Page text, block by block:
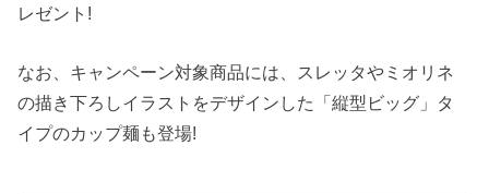
レゼント!
なお、キャンペーン対象商品には、スレッタやミオリネ
の描き下ろしイラストをデザインした「縦型ビッグ」タ
イプのカップ麺も登場!